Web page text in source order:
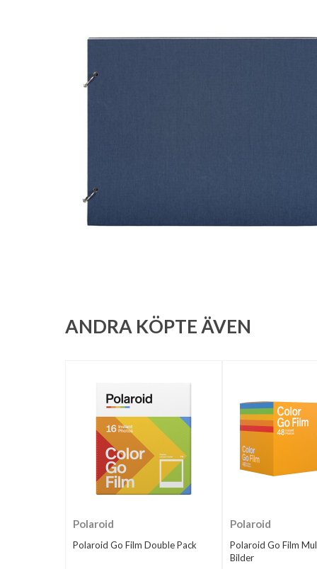
ANDRA KÖPTE ÄVEN
Polaroid
Polaroid Go Film Double Pack
Polaroid
Polaroid Go Film
Bilder